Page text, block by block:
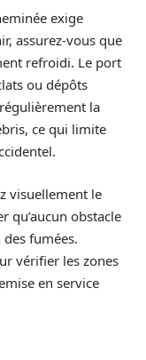
exige
assurez-vous que
refroidi. Le port
ou dépôts
la
ce qui limite
visuellement le
qu’aucun obstacle
des fumées.
vérifier les zones
en service